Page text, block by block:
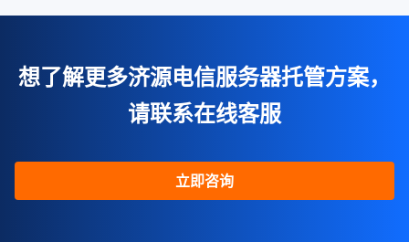
想了解更多济源电信服务器托管方案，
请联系在线客服
立即咨询